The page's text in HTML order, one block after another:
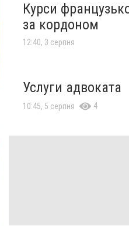
Курси
за кордоном
12:40, 3 серпня
Услуги адвоката
10:45, 5 серпня 4